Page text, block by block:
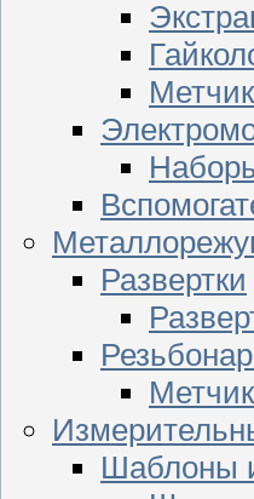
Развертки
Шаблоны